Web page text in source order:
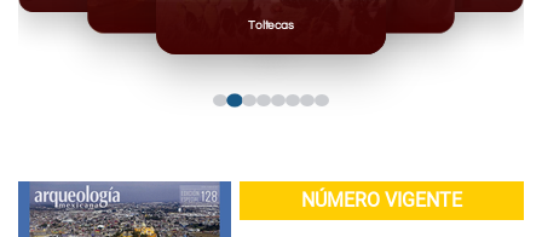
Toltecas
NÚMERO VIGENTE